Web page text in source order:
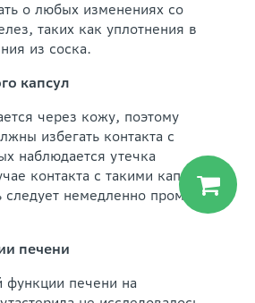
о любых изменениях со
таких как уплотнения в
из соска.
капсул
через кожу, поэтому
избегать контакта с
наблюдается утечка
контакта с такими капсулами
следует немедленно промыть
печени
функции печени на